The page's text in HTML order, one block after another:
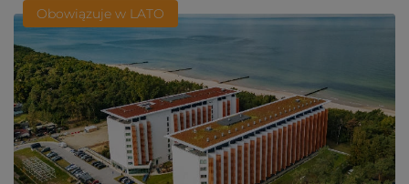
Obowiązuje w LATO